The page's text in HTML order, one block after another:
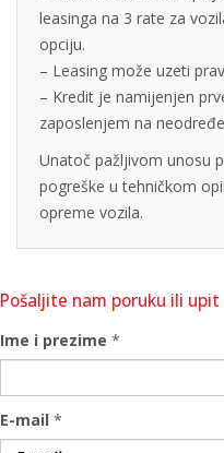
leasinga na 3 rate za
opciju.
– Leasing može uzeti
– Kredit je namijenjen
zaposlenjem na
Unatoč pažljivom unosu
pogreške u tehničkom
opreme vozila.
Pošaljite nam poruku ili upit
Ime i prezime *
E-mail *